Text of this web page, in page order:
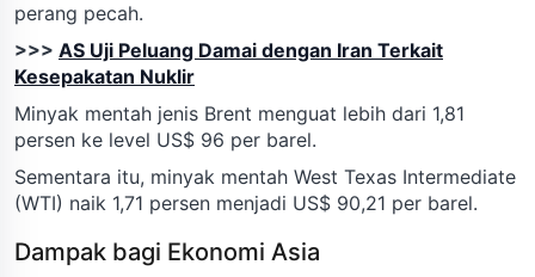
perang pecah.
>>> AS Uji Peluang Damai dengan Iran Terkait
Kesepakatan Nuklir
Minyak mentah jenis Brent menguat lebih dari 1,81
persen ke level US$ 96 per barel.
Sementara itu, minyak mentah West Texas Intermediate
(WTI) naik 1,71 persen menjadi US$ 90,21 per barel.
Dampak bagi Ekonomi Asia